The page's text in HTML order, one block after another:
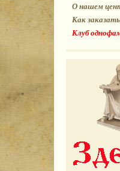
О нашем
Как
Клуб